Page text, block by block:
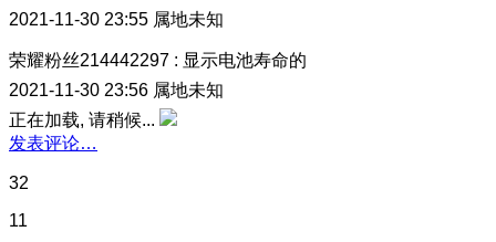
2021-11-30 23:55 属地未知
荣耀粉丝214442297 : 显示电池寿命的
2021-11-30 23:56 属地未知
正在加载, 请稍候...
发表评论…
32
11